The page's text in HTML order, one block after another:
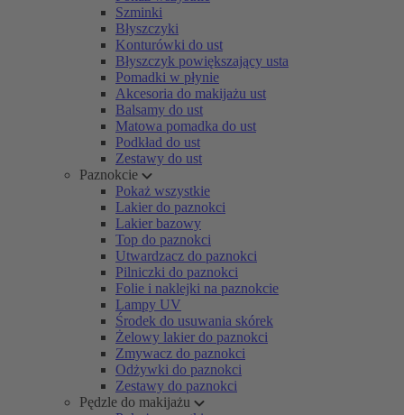
Szminki
Błyszczyki
Konturówki do ust
Błyszczyk powiększający usta
Pomadki w płynie
Akcesoria do makijażu ust
Balsamy do ust
Matowa pomadka do ust
Podkład do ust
Zestawy do ust
Paznokcie
Pokaż wszystkie
Lakier do paznokci
Lakier bazowy
Top do paznokci
Utwardzacz do paznokci
Pilniczki do paznokci
Folie i naklejki na paznokcie
Lampy UV
Środek do usuwania skórek
Żelowy lakier do paznokci
Zmywacz do paznokci
Odżywki do paznokci
Zestawy do paznokci
Pędzle do makijażu